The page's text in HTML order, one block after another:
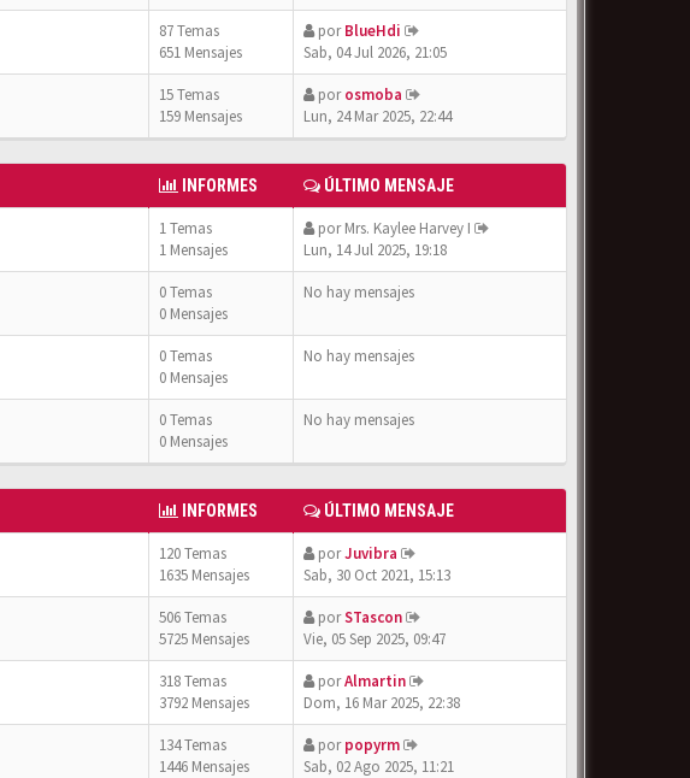
87 Temas
651 Mensajes
porBlueHdi
Sab, 04 Jul 2026, 21:05
15 Temas
159 Mensajes
porosmoba
Lun, 24 Mar 2025, 22:44
INFORMES ÚLTIMO MENSAJE
1 Temas
1 Mensajes
porMrs. Kaylee Harvey I
Lun, 14 Jul 2025, 19:18
0 Temas
0 Mensajes
No hay mensajes
0 Temas
0 Mensajes
No hay mensajes
0 Temas
0 Mensajes
No hay mensajes
INFORMES ÚLTIMO MENSAJE
120 Temas
1635 Mensajes
porJuvibra
Sab, 30 Oct 2021, 15:13
506 Temas
5725 Mensajes
porSTascon
Vie, 05 Sep 2025, 09:47
318 Temas
3792 Mensajes
porAlmartin
Dom, 16 Mar 2025, 22:38
134 Temas
1446 Mensajes
porpopyrm
Sab, 02 Ago 2025, 11:21